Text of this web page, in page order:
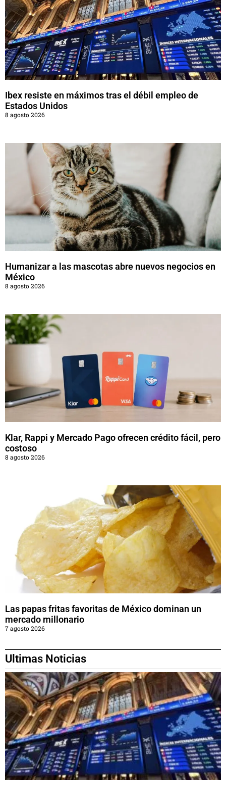
Ibex resiste en máximos tras el débil empleo de
Estados Unidos
8 agosto 2026
Humanizar a las mascotas abre nuevos negocios en
México
8 agosto 2026
Klar, Rappi y Mercado Pago ofrecen crédito fácil, pero
costoso
8 agosto 2026
Las papas fritas favoritas de México dominan un
mercado millonario
7 agosto 2026
Ultimas Noticias